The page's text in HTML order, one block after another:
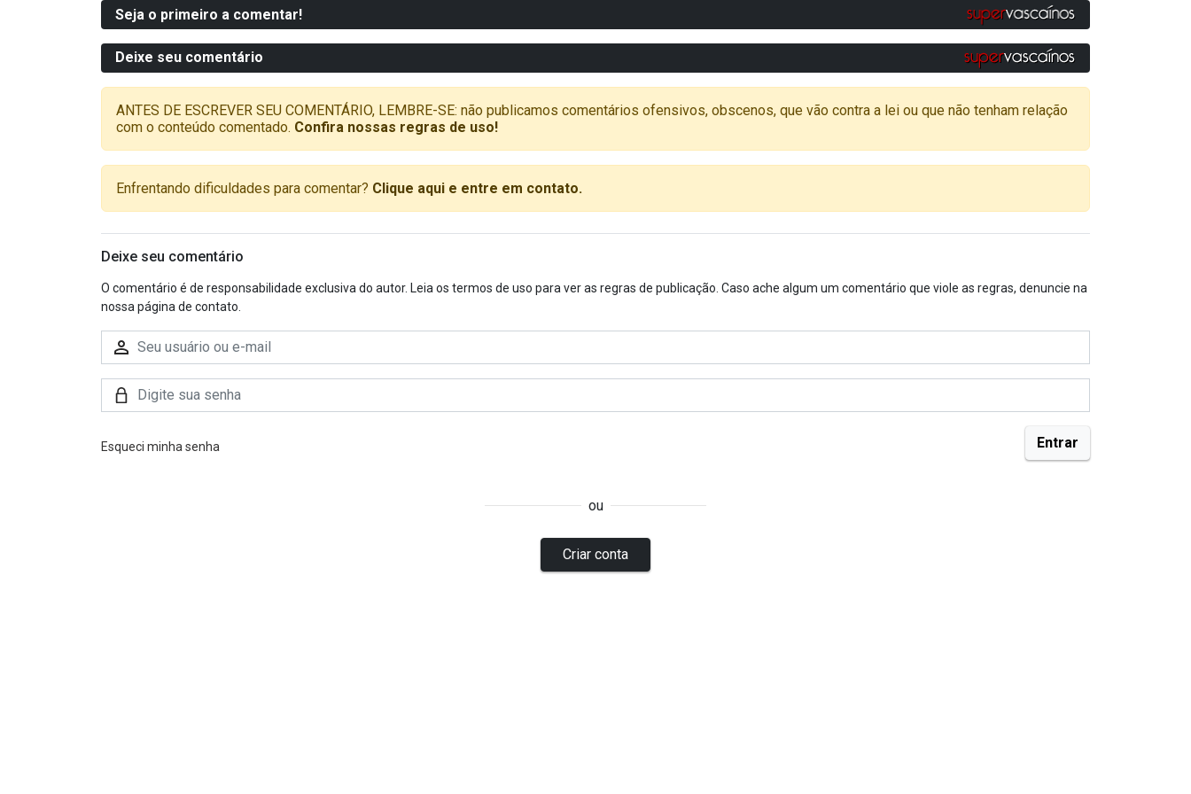
Seja o primeiro a comentar!
Deixe seu comentário
ANTES DE ESCREVER SEU COMENTÁRIO, LEMBRE-SE: não publicamos comentários ofensivos, obscenos, que vão contra a lei ou que não tenham relação
com o conteúdo comentado. Confira nossas regras de uso!
Enfrentando dificuldades para comentar? Clique aqui e entre em contato.
Deixe seu comentário
O comentário é de responsabilidade exclusiva do autor. Leia os termos de uso para ver as regras de publicação. Caso ache algum um comentário que viole as regras, denuncie na
nossa página de contato.
Esqueci minha senha
ou
Criar conta